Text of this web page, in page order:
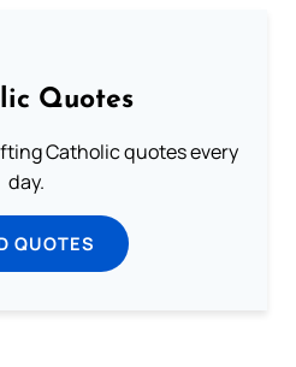
Quotes
Catholic quotes every
day.
QUOTES